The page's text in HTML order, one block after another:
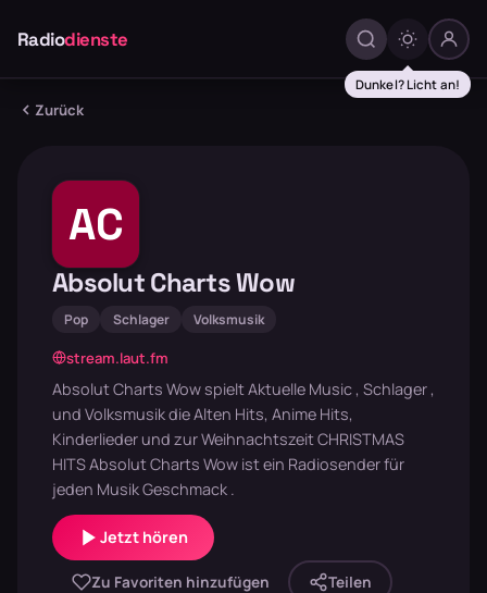
Radiodienste
Dunkel? Licht an!
Zurück
AC
Absolut Charts Wow
Pop Schlager Volksmusik
stream.laut.fm
Absolut Charts Wow spielt Aktuelle Music , Schlager ,
und Volksmusik die Alten Hits, Anime Hits,
Kinderlieder und zur Weihnachtszeit CHRISTMAS
HITS Absolut Charts Wow ist ein Radiosender für
jeden Musik Geschmack .
Jetzt hören
Zu Favoriten hinzufügen Teilen